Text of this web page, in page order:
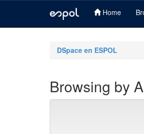
Home
DSpace en ESPOL
Browsing by